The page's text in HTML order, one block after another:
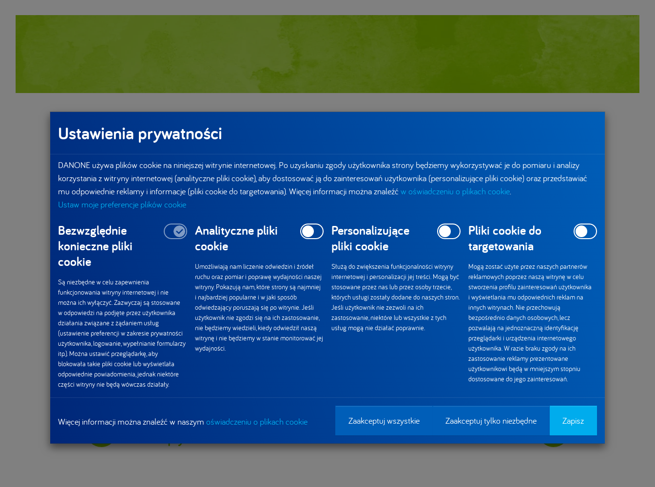
Nasz wpływ Aktualności
Ustawienia prywatności
DANONE używa plików cookie na niniejszej witrynie internetowej. Po uzyskaniu zgody użytkownika strony będziemy wykorzystywać je do pomiaru i analizy
korzystania z witryny internetowej (analityczne pliki cookie), aby dostosować ją do zainteresowań użytkownika (personalizujące pliki cookie) oraz przedstawiać
mu odpowiednie reklamy i informacje (pliki cookie do targetowania). Więcej informacji można znaleźćw oświadczeniu o plikach cookie
Ustaw moje preferencje plików cookie
Bezwzględnie
konieczne pliki
cookie
Są niezbędne w celu zapewnienia
funkcjonowania witryny internetowej i nie
można ich wyłączyć. Zazwyczaj są stosowane
w odpowiedzi na podjęte przez użytkownika
działania związane z żądaniem usług
(ustawienie preferencji w zakresie prywatności
użytkownika, logowanie, wypełnianie formularzy
itp.). Można ustawić przeglądarkę, aby
blokowała takie pliki cookie lub wyświetlała
odpowiednie powiadomienia, jednak niektóre
części witryny nie będą wówczas działały.
Analityczne pliki
cookie
Umożliwiają nam liczenie odwiedzin i źródeł
ruchu oraz pomiar i poprawę wydajności naszej
witryny. Pokazują nam, które strony są najmniej
i najbardziej popularne i w jaki sposób
odwiedzający poruszają się po witrynie. Jeśli
użytkownik nie zgodzi się na ich zastosowanie,
nie będziemy wiedzieli, kiedy odwiedził naszą
witrynę i nie będziemy w stanie monitorować jej
wydajności.
Personalizujące
pliki cookie
Służą do zwiększenia funkcjonalności witryny
internetowej i personalizacji jej treści. Mogą być
stosowane przez nas lub przez osoby trzecie,
których usługi zostały dodane do naszych stron.
Jeśli użytkownik nie zezwoli na ich
zastosowanie, niektóre lub wszystkie z tych
usług mogą nie działać poprawnie.
Pliki cookie do
targetowania
Mogą zostać użyte przez naszych partnerów
reklamowych poprzez naszą witrynę w celu
stworzenia profilu zainteresowań użytkownika
i wyświetlania mu odpowiednich reklam na
innych witrynach. Nie przechowują
bezpośrednio danych osobowych, lecz
pozwalają na jednoznaczną identyfikację
przeglądarki i urządzenia internetowego
użytkownika. W razie braku zgody na ich
zastosowanie reklamy prezentowane
użytkownikowi będą w mniejszym stopniu
dostosowane do jego zainteresowań.
Więcej informacji można znaleźć w naszym oświadczeniu o plikach cookie Zaakceptuj wszystkie Zaakceptuj tylko niezbędne Zapisz